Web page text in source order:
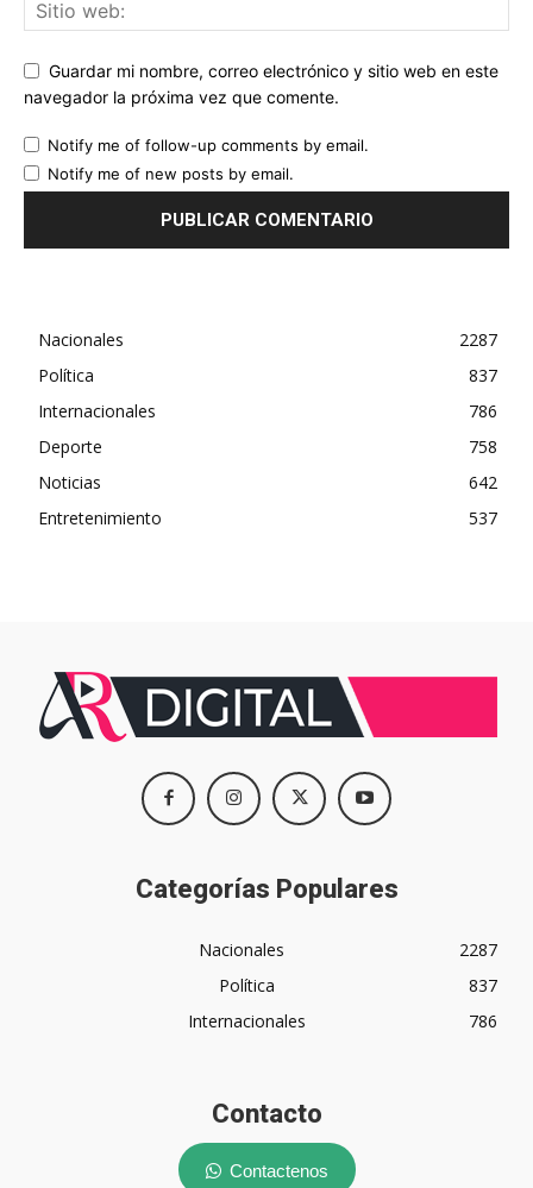
Guardar mi nombre, correo electrónico y sitio web en este
navegador la próxima vez que comente.
Notify me of follow-up comments by email.
Notify me of new posts by email.
Nacionales
2287
Política
837
Internacionales
786
Deporte
758
Noticias
642
Entretenimiento
537
Categorías Populares
Nacionales
2287
Política
837
Internacionales
786
Contacto
Contactenos